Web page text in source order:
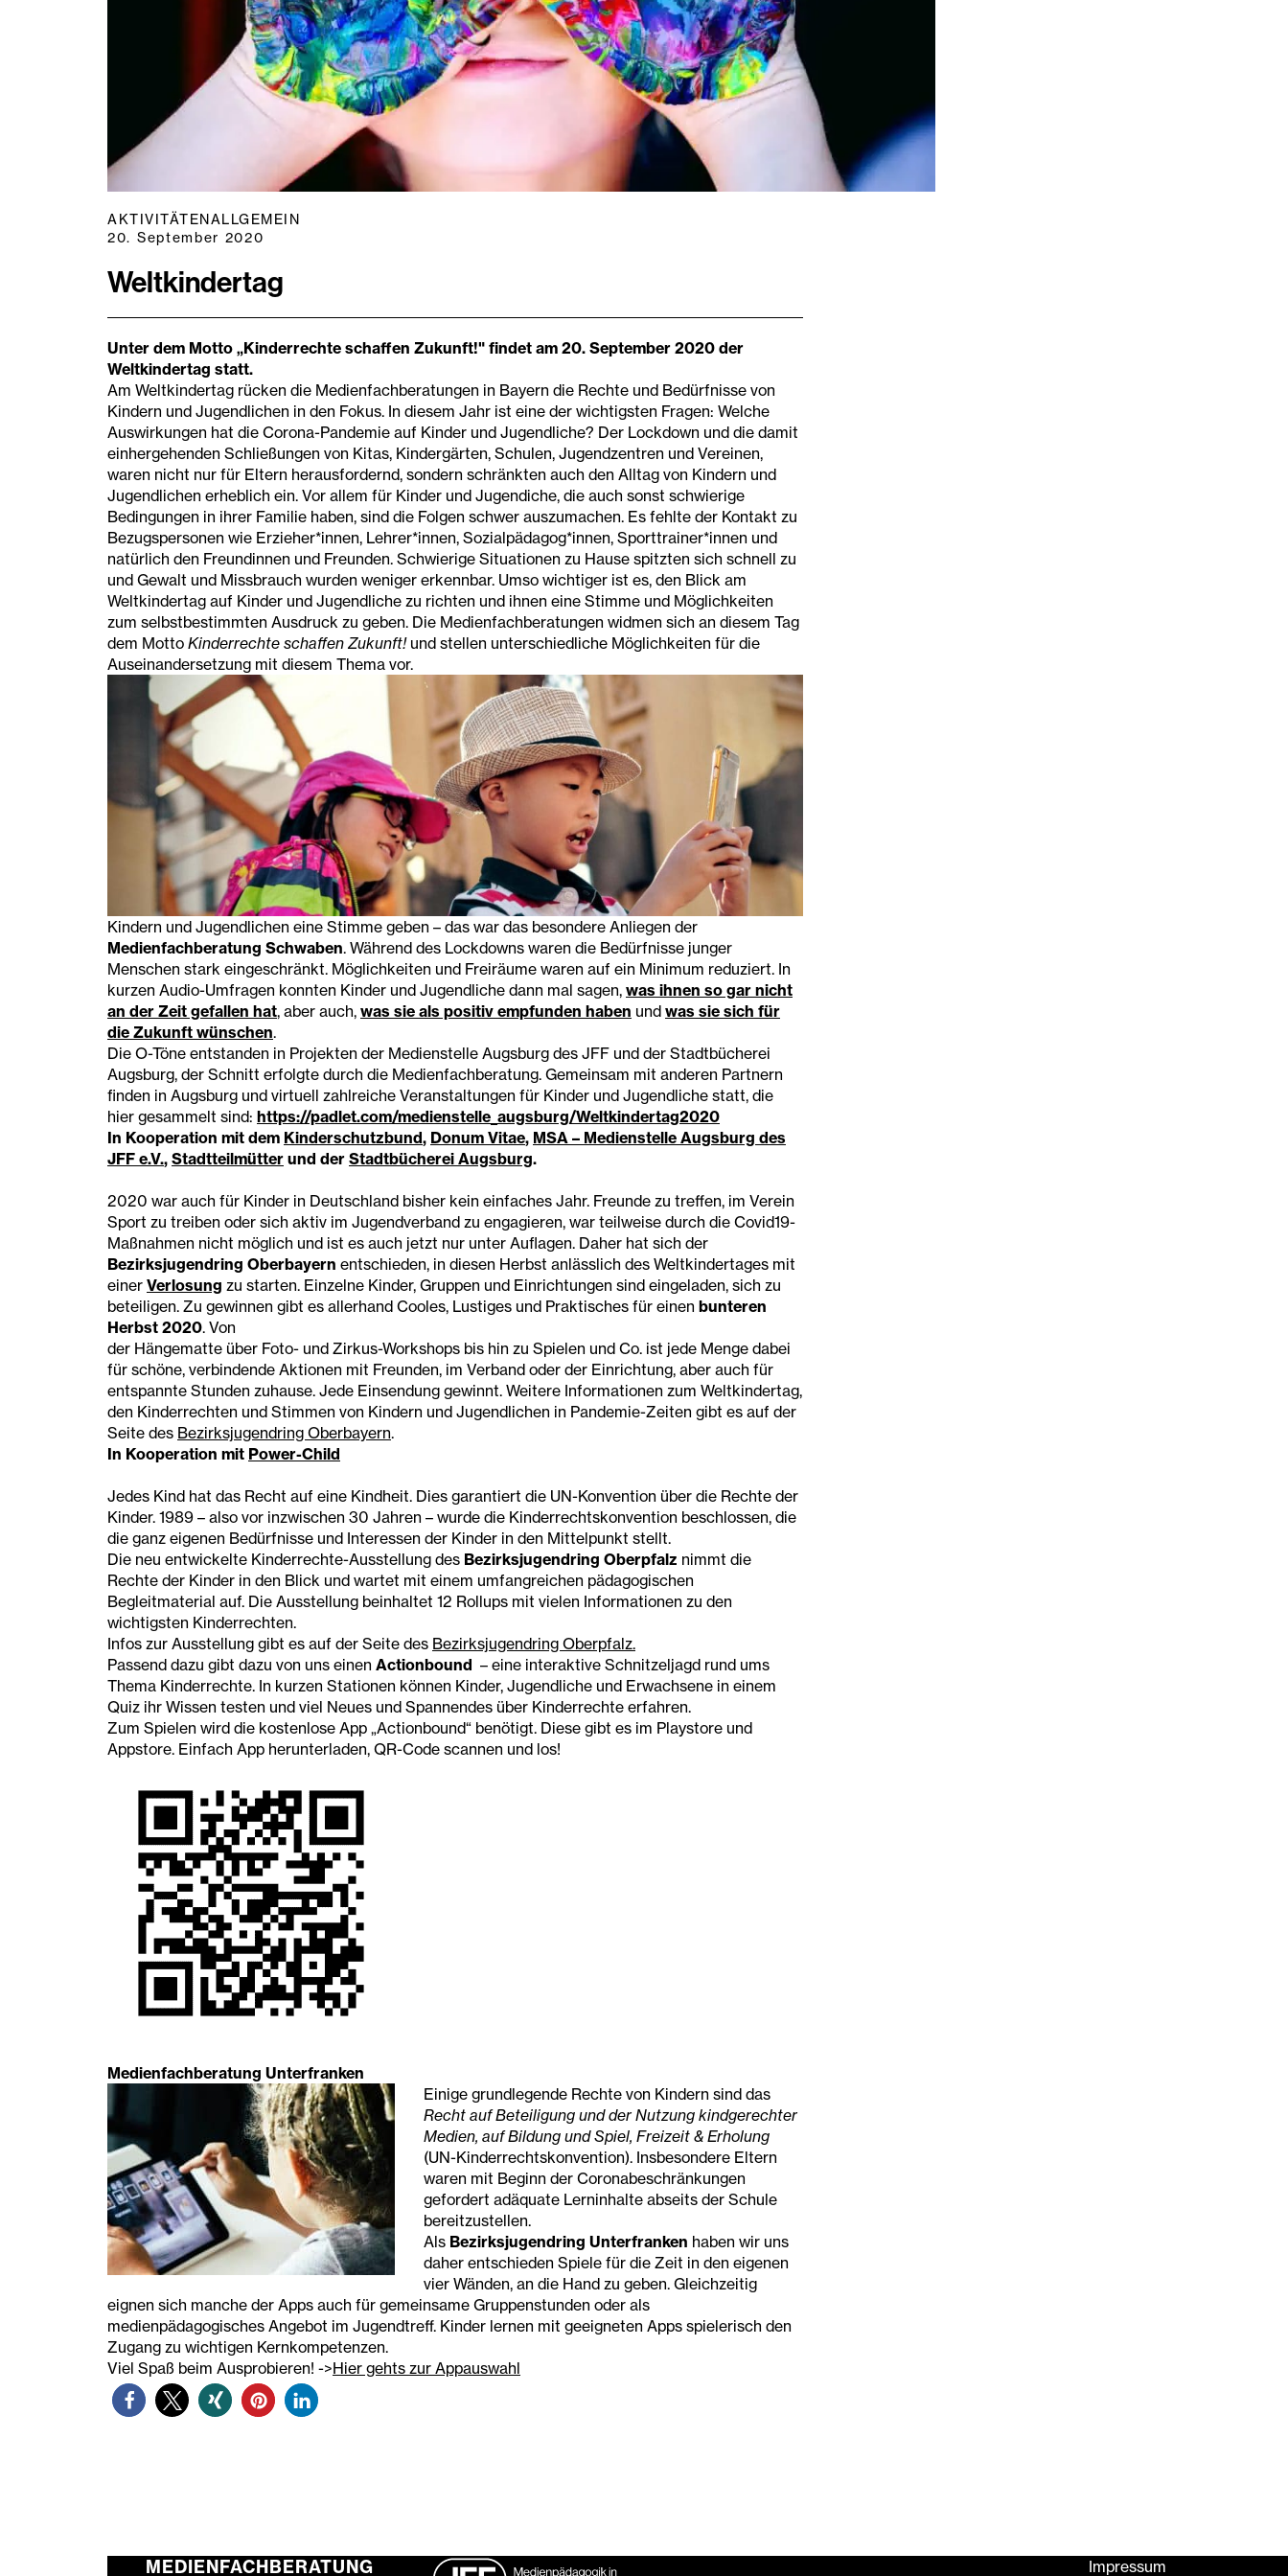
AKTIVITÄTENALLGEMEIN
20. September 2020
Weltkindertag
Unter dem Motto „Kinderrechte schaffen Zukunft!" findet am 20. September 2020 der
Weltkindertag statt.
Am Weltkindertag rücken die Medienfachberatungen in Bayern die Rechte und Bedürfnisse von
Kindern und Jugendlichen in den Fokus. In diesem Jahr ist eine der wichtigsten Fragen: Welche
Auswirkungen hat die Corona-Pandemie auf Kinder und Jugendliche? Der Lockdown und die damit
einhergehenden Schließungen von Kitas, Kindergärten, Schulen, Jugendzentren und Vereinen,
waren nicht nur für Eltern herausfordernd, sondern schränkten auch den Alltag von Kindern und
Jugendlichen erheblich ein. Vor allem für Kinder und Jugendiche, die auch sonst schwierige
Bedingungen in ihrer Familie haben, sind die Folgen schwer auszumachen. Es fehlte der Kontakt zu
Bezugspersonen wie Erzieher*innen, Lehrer*innen, Sozialpädagog*innen, Sporttrainer*innen und
natürlich den Freundinnen und Freunden. Schwierige Situationen zu Hause spitzten sich schnell zu
und Gewalt und Missbrauch wurden weniger erkennbar. Umso wichtiger ist es, den Blick am
Weltkindertag auf Kinder und Jugendliche zu richten und ihnen eine Stimme und Möglichkeiten
zum selbstbestimmten Ausdruck zu geben. Die Medienfachberatungen widmen sich an diesem Tag
dem Motto Kinderrechte schaffen Zukunft!und stellen unterschiedliche Möglichkeiten für die
Auseinandersetzung mit diesem Thema vor.
Kindern und Jugendlichen eine Stimme geben – das war das besondere Anliegen der
Medienfachberatung Schwaben. Während des Lockdowns waren die Bedürfnisse junger
Menschen stark eingeschränkt. Möglichkeiten und Freiräume waren auf ein Minimum reduziert. In
kurzen Audio-Umfragen konnten Kinder und Jugendliche dann mal sagen, was ihnen so gar nicht
an der Zeit gefallen hat, aber auch, was sie als positiv empfunden haben und was sie sich für
die Zukunft wünschen.
Die O-Töne entstanden in Projekten der Medienstelle Augsburg des JFF und der Stadtbücherei
Augsburg, der Schnitt erfolgte durch die Medienfachberatung. Gemeinsam mit anderen Partnern
finden in Augsburg und virtuell zahlreiche Veranstaltungen für Kinder und Jugendliche statt, die
hier gesammelt sind: https://padlet.com/medienstelle_augsburg/Weltkindertag2020
In Kooperation mit dem Kinderschutzbund, Donum Vitae, MSA – Medienstelle Augsburg des
JFF e.V., Stadtteilmütter und der Stadtbücherei Augsburg.
2020 war auch für Kinder in Deutschland bisher kein einfaches Jahr. Freunde zu treffen, im Verein
Sport zu treiben oder sich aktiv im Jugendverband zu engagieren, war teilweise durch die Covid19-
Maßnahmen nicht möglich und ist es auch jetzt nur unter Auflagen. Daher hat sich der
Bezirksjugendring Oberbayern entschieden, in diesen Herbst anlässlich des Weltkindertages mit
einer Verlosung zu starten. Einzelne Kinder, Gruppen und Einrichtungen sind eingeladen, sich zu
beteiligen. Zu gewinnen gibt es allerhand Cooles, Lustiges und Praktisches für einen bunteren
Herbst 2020. Von
der Hängematte über Foto- und Zirkus-Workshops bis hin zu Spielen und Co. ist jede Menge dabei
für schöne, verbindende Aktionen mit Freunden, im Verband oder der Einrichtung, aber auch für
entspannte Stunden zuhause. Jede Einsendung gewinnt. Weitere Informationen zum Weltkindertag,
den Kinderrechten und Stimmen von Kindern und Jugendlichen in Pandemie-Zeiten gibt es auf der
Seite des Bezirksjugendring Oberbayern.
In Kooperation mit Power-Child
Jedes Kind hat das Recht auf eine Kindheit. Dies garantiert die UN-Konvention über die Rechte der
Kinder. 1989 – also vor inzwischen 30 Jahren – wurde die Kinderrechtskonvention beschlossen, die
die ganz eigenen Bedürfnisse und Interessen der Kinder in den Mittelpunkt stellt.
Die neu entwickelte Kinderrechte-Ausstellung des Bezirksjugendring Oberpfalz nimmt die
Rechte der Kinder in den Blick und wartet mit einem umfangreichen pädagogischen
Begleitmaterial auf. Die Ausstellung beinhaltet 12 Rollups mit vielen Informationen zu den
wichtigsten Kinderrechten.
Infos zur Ausstellung gibt es auf der Seite des Bezirksjugendring Oberpfalz.
Passend dazu gibt dazu von uns einen Actionbound – eine interaktive Schnitzeljagd rund ums
Thema Kinderrechte. In kurzen Stationen können Kinder, Jugendliche und Erwachsene in einem
Quiz ihr Wissen testen und viel Neues und Spannendes über Kinderrechte erfahren.
Zum Spielen wird die kostenlose App „Actionbound“ benötigt. Diese gibt es im Playstore und
Appstore. Einfach App herunterladen, QR-Code scannen und los!
Medienfachberatung Unterfranken
Einige grundlegende Rechte von Kindern sind das
Recht auf Beteiligung und der Nutzung kindgerechter
Medien, auf Bildung und Spiel, Freizeit & Erholung
(UN-Kinderrechtskonvention). Insbesondere Eltern
waren mit Beginn der Coronabeschränkungen
gefordert adäquate Lerninhalte abseits der Schule
bereitzustellen.
Als Bezirksjugendring Unterfranken haben wir uns
daher entschieden Spiele für die Zeit in den eigenen
vier Wänden, an die Hand zu geben. Gleichzeitig
eignen sich manche der Apps auch für gemeinsame Gruppenstunden oder als
medienpädagogisches Angebot im Jugendtreff. Kinder lernen mit geeigneten Apps spielerisch den
Zugang zu wichtigen Kernkompetenzen.
Viel Spaß beim Ausprobieren! ->Hier gehts zur Appauswahl
MEDIENFACHBERATUNG Impressum